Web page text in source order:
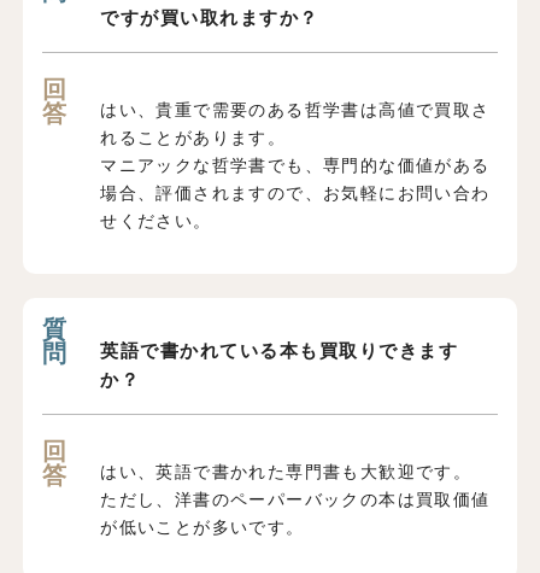
ですが買い取れますか？
はい、貴重で需要のある哲学書は高値で買取さ
れることがあります。
マニアックな哲学書でも、専門的な価値がある
場合、評価されますので、お気軽にお問い合わ
せください。
英語で書かれている本も買取りできます
か？
はい、英語で書かれた専門書も大歓迎です。
ただし、洋書のペーパーバックの本は買取価値
が低いことが多いです。